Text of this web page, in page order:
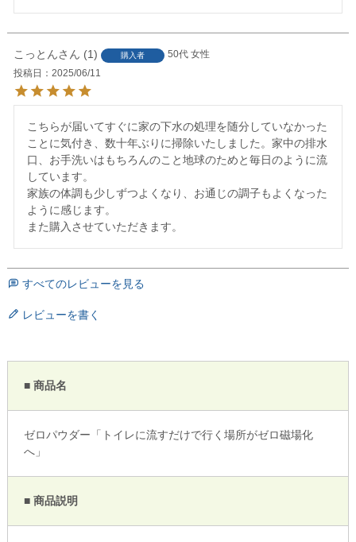
こっとん 1 購入者 50代 女性
投稿日
2025/06/11
こちらが届いてすぐに家の下水の処理を随分していなかった
ことに気付き、数十年ぶりに掃除いたしました。家中の排水
口、お手洗いはもちろんのこと地球のためと毎日のように流
しています。
家族の体調も少しずつよくなり、お通じの調子もよくなった
ように感じます。
また購入させていただきます。
すべてのレビューを見る
レビューを書く
■ 商品名
ゼロパウダー「トイレに流すだけで行く場所がゼロ磁場化
へ」
■ 商品説明